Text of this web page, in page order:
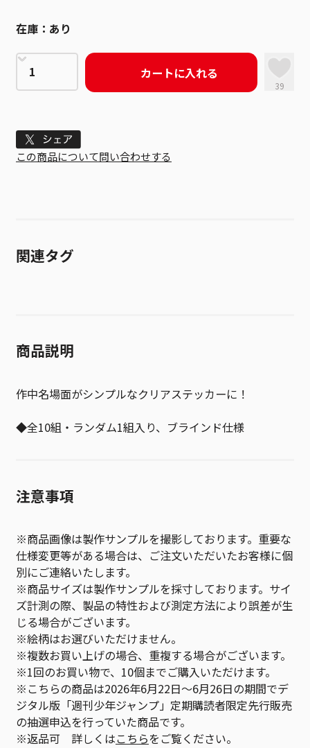
在庫： あり
カートに入れる
39
Tweet
この商品について問い合わせする
関連タグ
商品説明
作中名場面がシンプルなクリアステッカーに！
◆全10組・ランダム1組入り、ブラインド仕様
注意事項
※商品画像は製作サンプルを撮影しております。重要な
仕様変更等がある場合は、ご注文いただいたお客様に個
別にご連絡いたします。
※商品サイズは製作サンプルを採寸しております。サイ
ズ計測の際、製品の特性および測定方法により誤差が生
じる場合がございます。
※絵柄はお選びいただけません。
※複数お買い上げの場合、重複する場合がございます。
※1回のお買い物で、10個までご購入いただけます。
※こちらの商品は2026年6月22日～6月26日の期間でデ
ジタル版「週刊少年ジャンプ」定期購読者限定先行販売
の抽選申込を行っていた商品です。
※返品可 詳しくはこちらをご覧ください。